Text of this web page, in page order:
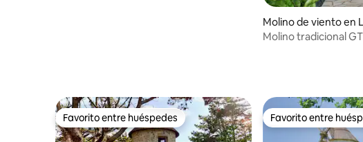
Molino de viento en
Molino tradicional GT
Favorito entre huéspedes
Favorito entre huéspedes Favorito entre
Favorito entre